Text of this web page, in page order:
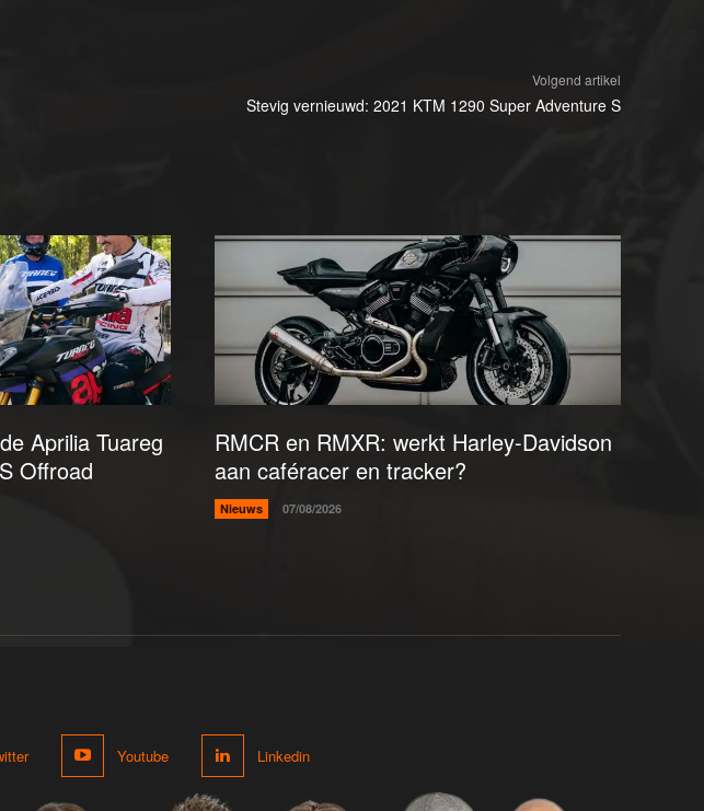
Volgend artikel
Stevig vernieuwd: 2021 KTM 1290 Super Adventure S
Aprilia Tuareg
Offroad
RMCR en RMXR: werkt Harley-Davidson
aan caféracer en tracker?
Nieuws 07/08/2026
Youtube Linkedin